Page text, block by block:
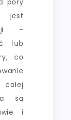
jest
–
lub
co
są
i